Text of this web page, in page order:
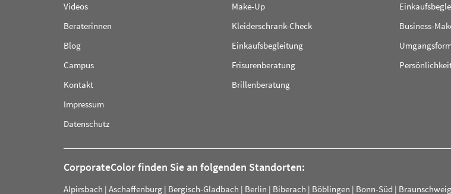
Videos
Beraterinnen
Blog
Campus
Kontakt
Impressum
Datenschutz
Make-Up
Kleiderschrank-Check
Einkaufsbegleitung
Frisurenberatung
Brillenberatung
Business-
CorporateColor finden Sie an folgenden Standorten:
Alpirsbach | Aschaffenburg | Bergisch-Gladbach | Berlin | Biberach | Böblingen | Bonn-Süd | Braunschweig